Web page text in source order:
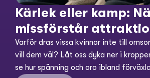
Kärlek eller kamp:
missförstår
Varför dras vissa kvinnor inte till
vill dem väl? Låt oss dyka ner i
se hur spänning och oro ibland